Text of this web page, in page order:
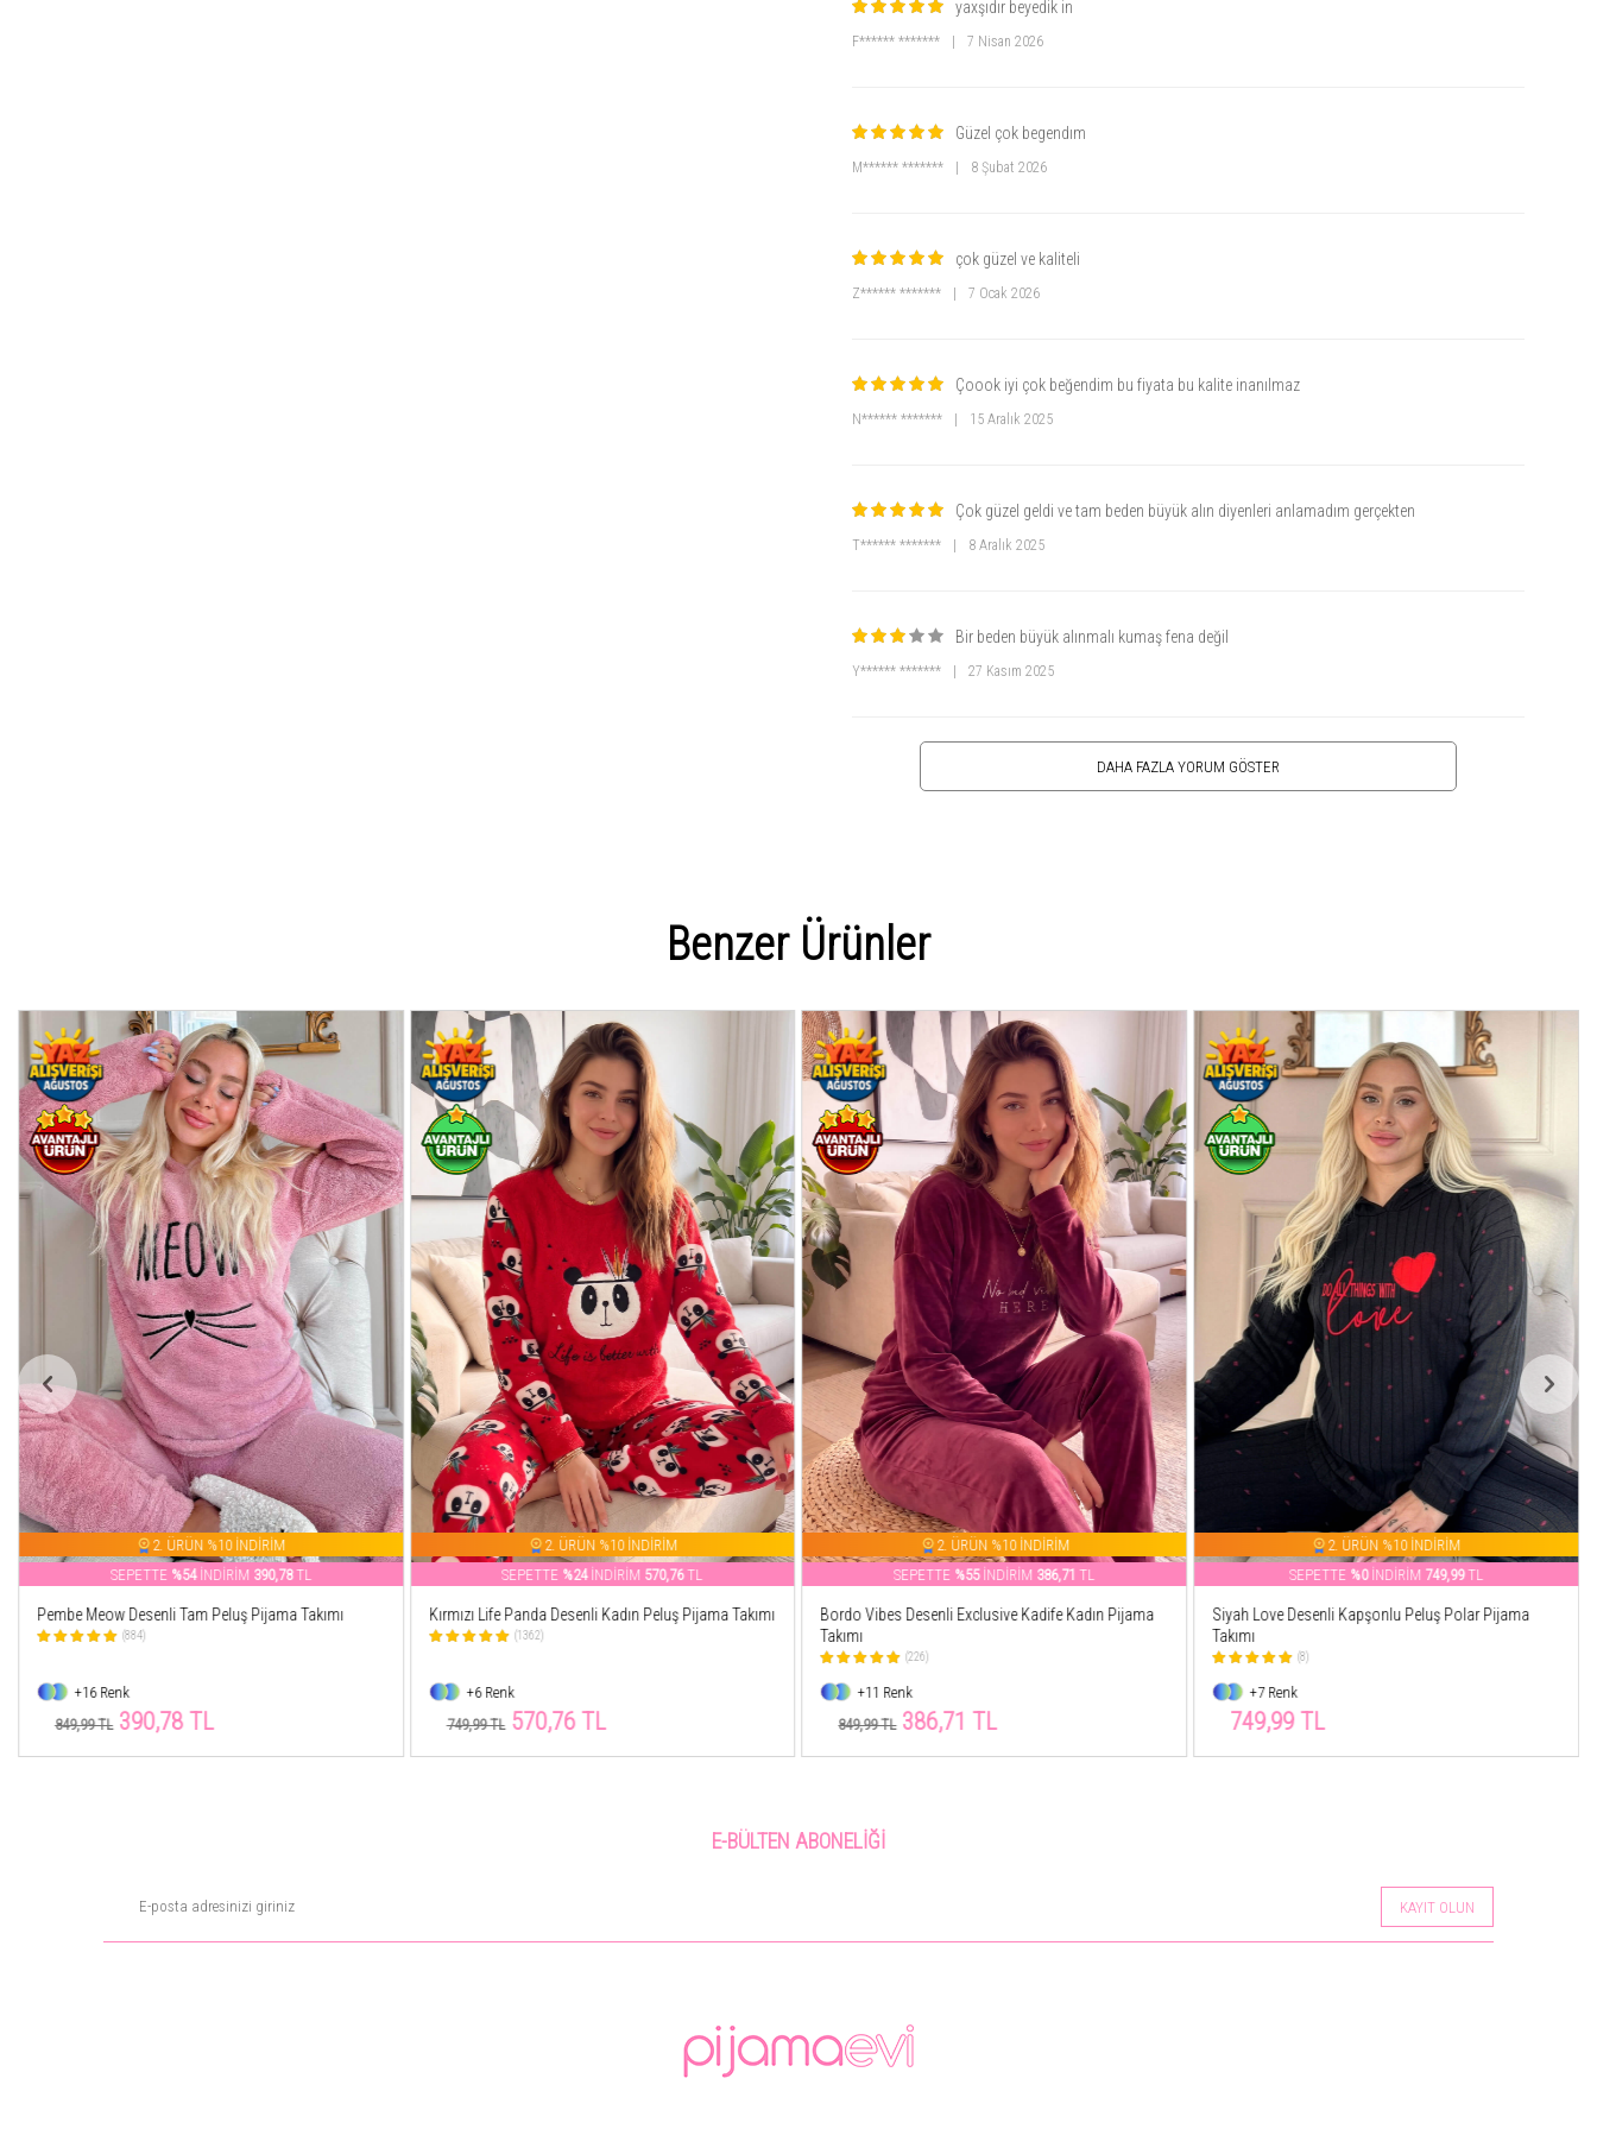
yaxşıdır beyedik in
F****** ******* 7 Nisan 2026
Güzel çok begendım
M****** ******* 8 Şubat 2026
çok güzel ve kaliteli
Z****** ******* 7 Ocak 2026
Çoook iyi çok beğendim bu fiyata bu kalite inanılmaz
N****** ******* 15 Aralık 2025
Çok güzel geldi ve tam beden büyük alın diyenleri anlamadım gerçekten
T****** ******* 8 Aralık 2025
Bir beden büyük alınmalı kumaş fena değil
Y****** ******* 27 Kasım 2025
DAHA FAZLA YORUM GÖSTER
Benzer Ürünler
2. ÜRÜN %10 İNDİRİM
SEPETTE %24İNDİRİM 570,76TL
Kırmızı Life Panda Desenli Kadın Peluş Pijama Takımı
(1362)
+6 Renk
749,99 TL 570,76 TL
2. ÜRÜN %10 İNDİRİM
SEPETTE %55İNDİRİM 386,71TL
Bordo Vibes Desenli Exclusive Kadife Kadın Pijama
Takımı
+11 Renk
849,99 TL 386,71 TL
2. ÜRÜN %10 İNDİRİM
SEPETTE%0İNDİRİM 749,99TL
Siyah Love Desenli Kapşonlu Peluş Polar Pijama
Takımı
(8)
+7 Renk
749,99 TL
2. ÜRÜN %10 İNDİRİM
SEPETTE %53 İNDİRİM326,54TL
Somon Kapşonlu Tam Peluş Oversize Sweat Panço
Pijama
(149)
+15 Renk
699,99 TL 326,54 TL
E-BÜLTEN ABONELIĞI
KAYIT OLUN